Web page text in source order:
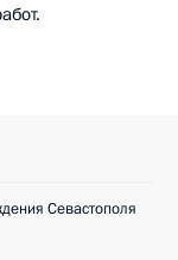
Севастополя